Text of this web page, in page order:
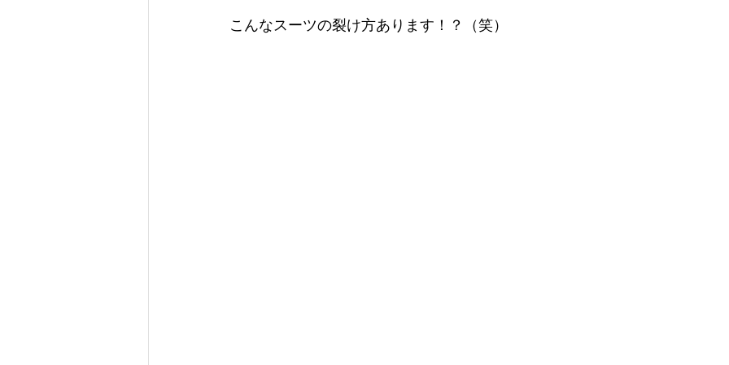
こんなスーツの裂け方あります！？（笑）